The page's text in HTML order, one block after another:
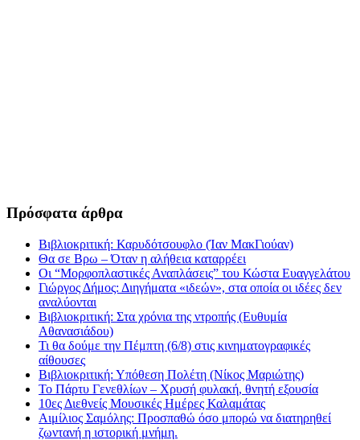
Πρόσφατα άρθρα
Βιβλιοκριτική: Καρυδότσουφλο (Ίαν ΜακΓιούαν)
Θα σε Βρω – Όταν η αλήθεια καταρρέει
Οι “Μορφοπλαστικές Αναπλάσεις” του Κώστα Ευαγγελάτου
Γιώργος Δήμος: Διηγήματα «ιδεών», στα οποία οι ιδέες δεν
αναλύονται
Βιβλιοκριτική: Στα χρόνια της ντροπής (Ευθυμία
Αθανασιάδου)
Τι θα δούμε την Πέμπτη (6/8) στις κινηματογραφικές
αίθουσες
Βιβλιοκριτική: Υπόθεση Πολέτη (Νίκος Μαριώτης)
Το Πάρτυ Γενεθλίων – Χρυσή φυλακή, θνητή εξουσία
10ες Διεθνείς Μουσικές Ημέρες Καλαμάτας
Αιμίλιος Σαμόλης: Προσπαθώ όσο μπορώ να διατηρηθεί
ζωντανή η ιστορική μνήμη.